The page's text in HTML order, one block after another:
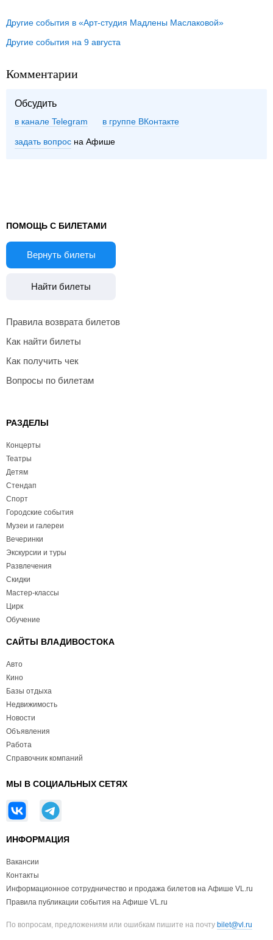
Другие события в «Арт-студия Мадлены Маслаковой»
Другие события на 9 августа
Комментарии
Обсудить
в канале Telegram группе ВКонтакте
задать вопрос на Афише
ПОМОЩЬ С БИЛЕТАМИ
Вернуть билеты
Найти билеты
Правила возврата билетов
Как найти билеты
Как получить чек
Вопросы по билетам
РАЗДЕЛЫ
Концерты
Театры
Детям
Стендап
Спорт
Городские события
Музеи и галереи
Вечеринки
Экскурсии и туры
Развлечения
Скидки
Мастер-классы
Цирк
Обучение
САЙТЫ ВЛАДИВОСТОКА
Авто
Кино
Базы отдыха
Недвижимость
Новости
Объявления
Работа
Справочник компаний
МЫ В СОЦИАЛЬНЫХ СЕТЯХ
ИНФОРМАЦИЯ
Вакансии
Контакты
Информационное сотрудничество и продажа билетов на Афише VL.ru
Правила публикации события на Афише VL.ru
По вопросам, предложениям или ошибкам пишите на почту bilet@vl.ru